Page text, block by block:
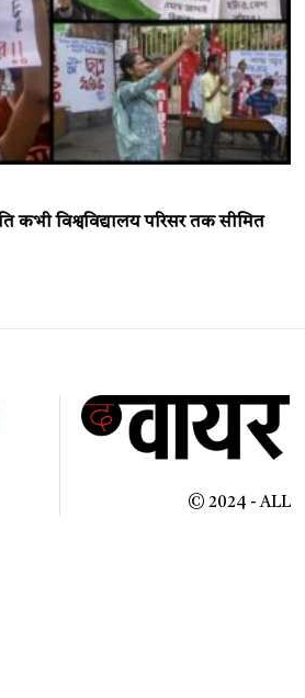
कभी विश्वविद्यालय परिसर तक सीमित
© 2024 - ALL